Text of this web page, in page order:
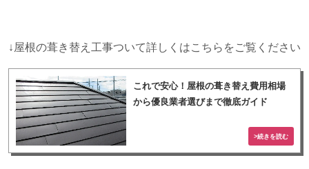
↓屋根の葺き替え工事ついて詳しくはこちらをご覧ください
これで安心！屋根の葺き替え費用相場
から優良業者選びまで徹底ガイド